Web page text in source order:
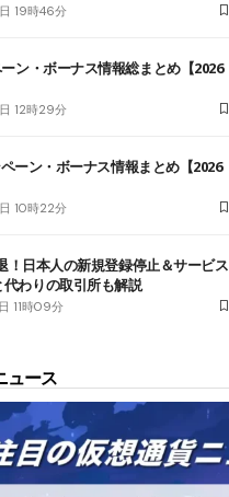
19時46分
ン・ボーナス情報総まとめ【2026
12時29分
ーン・ボーナス情報まとめ【2026
10時22分
日本人の新規登録停止＆サービス
わりの取引所も解説
11時09分
ュース